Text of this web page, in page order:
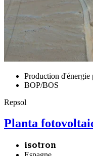
Production d'énergie
BOP/BOS
Repsol
Planta
isotron